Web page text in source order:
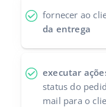
中文
fornecer ao
da entrega
executar
status do
mail para o